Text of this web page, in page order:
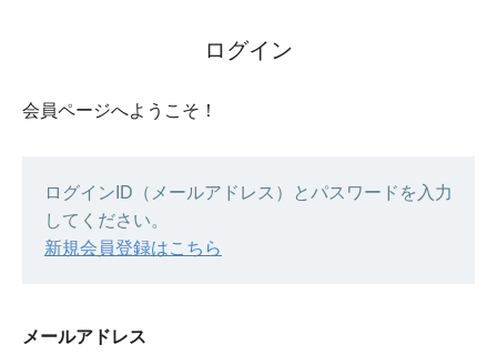
ログイン
会員ページへようこそ！
ログインID（メールアドレス）とパスワードを入力
してください。
新規会員登録はこちら
メールアドレス